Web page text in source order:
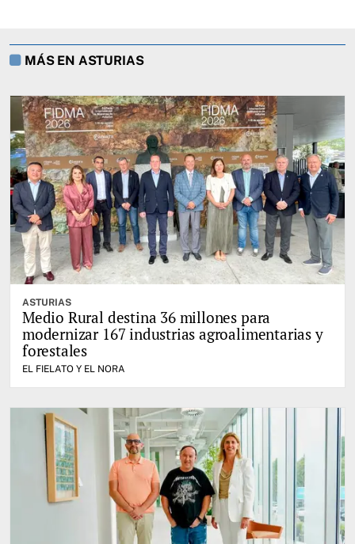
MÁS EN ASTURIAS
ASTURIAS
Medio Rural destina 36 millones para
modernizar 167 industrias agroalimentarias y
forestales
EL FIELATO Y EL NORA